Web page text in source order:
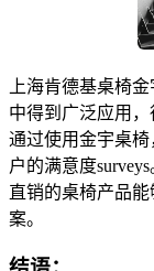
上海肯德基桌椅
中得到广泛应用
通过使用金宇桌
户的满意度
直销的桌椅产品
案。